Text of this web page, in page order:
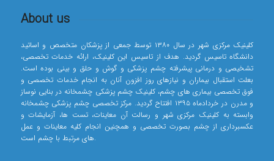
About us
کلینیک مرکزی شهر در سال ۱۳۸۰ توسط جمعی از پزشکان متخصص و اساتید
دانشگاه تاسیس گردید. هدف از تاسیس این کلینیک، ارائه خدمات تخصصی،
تشخیصی و درمانی پیشرفته چشم پزشکی و گوش و حلق و بینی بوده است.
بعلت استقبال بیماران و نیازهای روز افزون آنان به انجام خدمات تخصصی و
فوق تخصصی بیماری های چشم، کلینیک چشم پزشکی چشمخانه در بنایی نوساز
و مدرن در خردادماه ۱۳۹۵ افتتاح گردید. مرکز تخصصی چشم پزشکی چشمخانه
وابسته به کلینیک مرکزی شهر و رسالت آن معاینات، تست ها، آزمایشات و
عکسبرداری از چشم بصورت تخصصی و همچنین انجام کلیه معاینات و عمل
های مرتبط با چشم است.